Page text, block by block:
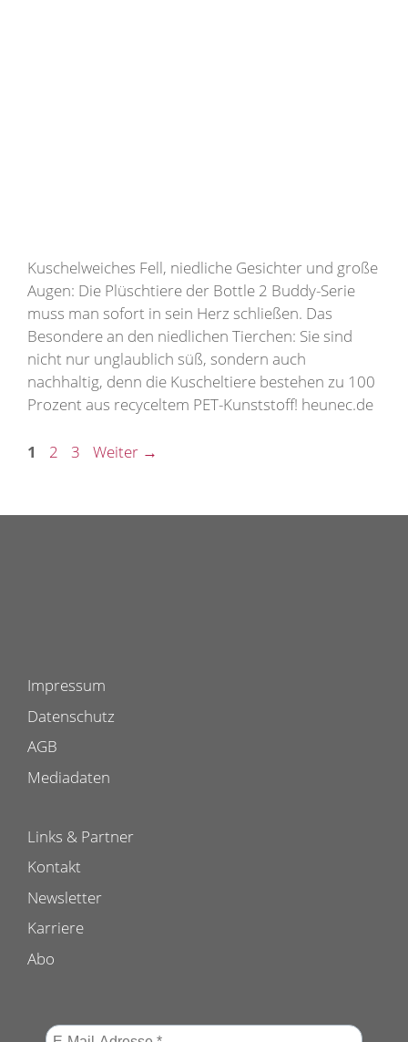
Kuschelweiches Fell, niedliche Gesichter und große
Augen: Die Plüschtiere der Bottle 2 Buddy-Serie
muss man sofort in sein Herz schließen. Das
Besondere an den niedlichen Tierchen: Sie sind
nicht nur unglaublich süß, sondern auch
nachhaltig, denn die Kuscheltiere bestehen zu 100
Prozent aus recyceltem PET-Kunststoff! heunec.de
Seite
1 Seite
2 Seite
3 Weiter →
Impressum
Datenschutz
AGB
Mediadaten
Links & Partner
Kontakt
Newsletter
Karriere
Abo